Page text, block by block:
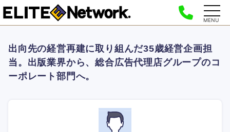
MENU
出向先の経営再建に取り組んだ35歳経営企画担
当。出版業界から、総合広告代理店グループのコ
ーポレート部門へ。